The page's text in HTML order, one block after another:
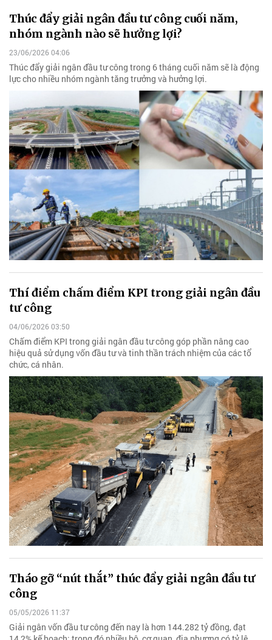
Thúc đẩy giải ngân đầu tư công cuối năm,
nhóm ngành nào sẽ hưởng lợi?
23/06/2026 04:06
Thúc đẩy giải ngân đầu tư công trong 6 tháng cuối năm sẽ là động
lực cho nhiều nhóm ngành tăng trưởng và hưởng lợi.
Thí điểm chấm điểm KPI trong giải ngân đầu
tư công
04/06/2026 03:50
Chấm điểm KPI trong giải ngân đầu tư công góp phần nâng cao
hiệu quả sử dụng vốn đầu tư và tinh thần trách nhiệm của các tổ
chức, cá nhân.
Tháo gỡ “nút thắt” thúc đẩy giải ngân đầu tư
công
05/05/2026 11:37
Giải ngân vốn đầu tư công đến nay là hơn 144.282 tỷ đồng, đạt